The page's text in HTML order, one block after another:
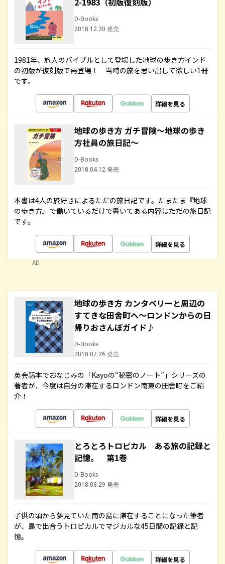
D-Books
2018.12.20 発売
1981年、旅人のバイブルとして登場した地球の歩き方インド
の初版が復刻版で再登場！ 当時の旅を思い出して欲しい1冊
です。
詳細を見る
地球の歩き方 ガチ冒険～地球の歩き
方社員の旅日記～
D-Books
2018.04.12 発売
本書は4人の旅好きによるただの旅日記です。たまたま『地球
の歩き方』で働いているだけで書いてある内容はただの旅日記
です。
詳細を見る
AD
地球の歩き方 カンタベリーと周辺の
すてきな田舎町へ～ロンドンからの日
帰りおさんぽガイド♪
D-Books
2018.07.26 発売
英会話本でおなじみの「Kayoの“秘密のノート”」シリーズの
著者が、今度は自分の滞在するロンドン南東の田舎町をご紹
介！
詳細を見る
とろとろトロピカル ある旅の記録と
記憶。 第1巻
D-Books
2018.03.29 発売
子供の頃から夢見ていた南の島に滞在することになった筆者
が、島で出合うトロピカルでマジカルな45日間の記録と記
憶。
詳細を見る